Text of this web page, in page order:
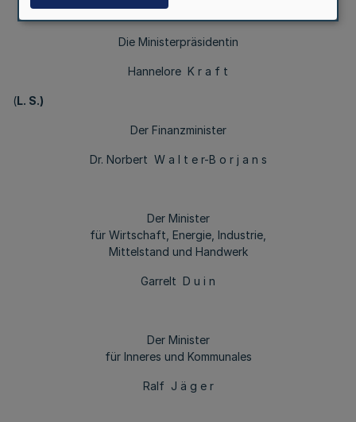
Die Ministerpräsidentin
Hannelore K r a f t
(L. S.)
Der Finanzminister
Dr. Norbert W a l t e r-B o r j a n s
Der Minister
für Wirtschaft, Energie, Industrie,
Mittelstand und Handwerk
Garrelt D u i n
Der Minister
für Inneres und Kommunales
Ralf J ä g e r